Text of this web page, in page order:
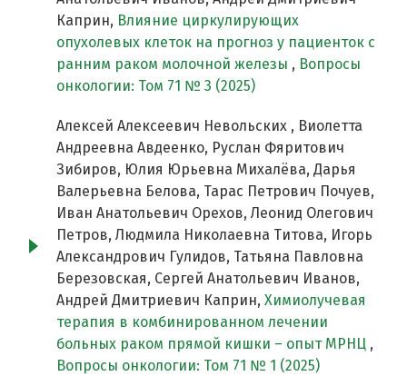
Каприн, Влияние циркулирующих
опухолевых клеток на прогноз у пациенток с
ранним раком молочной железы , Вопросы
онкологии: Том 71 № 3 (2025)
Алексей Алексеевич Невольских , Виолетта
Андреевна Авдеенко, Руслан Фяритович
Зибиров, Юлия Юрьевна Михалёва, Дарья
Валерьевна Белова, Тарас Петрович Почуев,
Иван Анатольевич Орехов, Леонид Олегович
Петров, Людмила Николаевна Титова, Игорь
Александрович Гулидов, Татьяна Павловна
Березовская, Сергей Анатольевич Иванов,
Андрей Дмитриевич Каприн, Химиолучевая
терапия в комбинированном лечении
больных раком прямой кишки – опыт МРНЦ ,
Вопросы онкологии: Том 71 № 1 (2025)